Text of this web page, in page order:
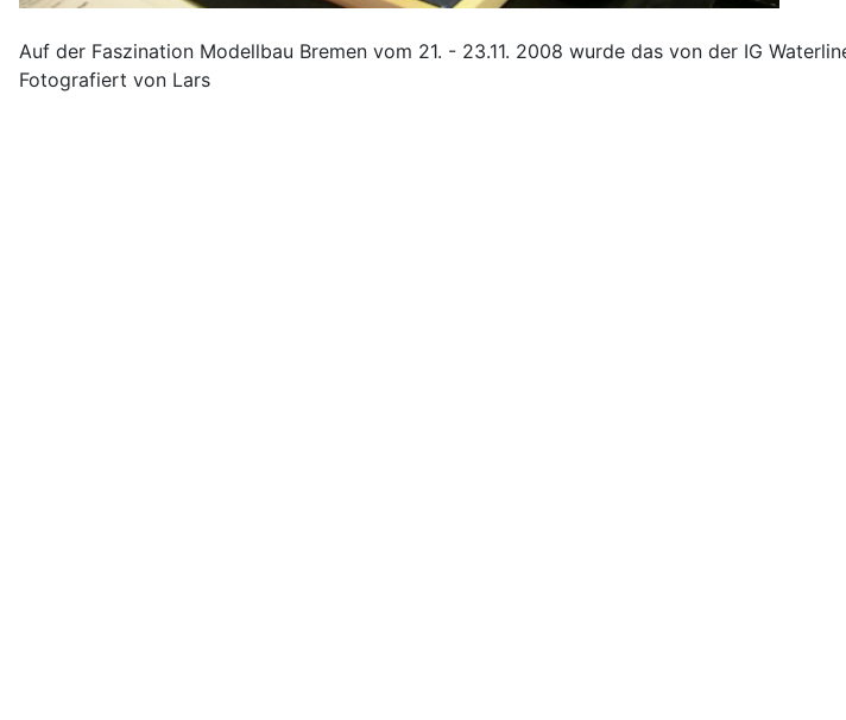
Auf der Faszination Modellbau Bremen vom 21. - 23.11. 2008 wurde das von der IG
Fotografiert von Lars